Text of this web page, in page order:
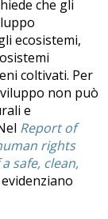
che gli
ecosistemi,
coltivati. Per
non può
e
Report of
rights
safe, clean,